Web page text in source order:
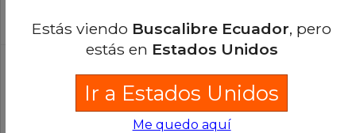
La encuadernación de esta edición es Tapa
Estás viendo Buscalibre Ecuador, pero
estás en Estados Unidos
Ir a Estados Unidos
Me quedo aquí